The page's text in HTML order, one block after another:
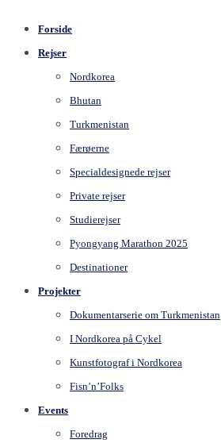
Forside
Rejser
Nordkorea
Bhutan
Turkmenistan
Færøerne
Specialdesignede rejser
Private rejser
Studierejser
Pyongyang Marathon 2025
Destinationer
Projekter
Dokumentarserie om Turkmenistan
I Nordkorea på Cykel
Kunstfotograf i Nordkorea
Fisn’n’Folks
Events
Foredrag